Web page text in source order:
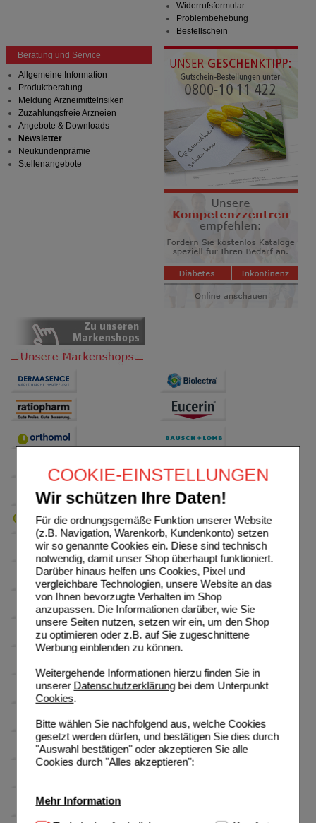
COOKIE-EINSTELLUNGEN
Wir schützen Ihre Daten!
Für die ordnungsgemäße Funktion unserer Website
(z.B. Navigation, Warenkorb, Kundenkonto) setzen
wir so genannte Cookies ein. Diese sind technisch
notwendig, damit unser Shop überhaupt funktioniert.
Darüber hinaus helfen uns Cookies, Pixel und
vergleichbare Technologien, unsere Website an das
von Ihnen bevorzugte Verhalten im Shop
anzupassen. Die Informationen darüber, wie Sie
unsere Seiten nutzen, setzen wir ein, um den Shop
zu optimieren oder z.B. auf Sie zugeschnittene
Werbung einblenden zu können.
Weitergehende Informationen hierzu finden Sie in
unserer Datenschutzerklärungbei dem Unterpunkt
Cookies.
Bitte wählen Sie nachfolgend aus, welche Cookies
gesetzt werden dürfen, und bestätigen Sie dies durch
"Auswahl bestätigen" oder akzeptieren Sie alle
Cookies durch "Alles akzeptieren":
Mehr Information
Widerrufsformular
Problembehebung
Bestellschein
Beratung und Service
Allgemeine Information
Produktberatung
Meldung Arzneimittelrisiken
Zuzahlungsfreie Arzneien
Angebote & Downloads
Newsletter
Neukundenprämie
Stellenangebote